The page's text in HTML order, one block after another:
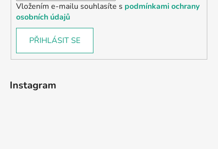
Vložením e-mailu souhlasíte s podmínkami ochrany
osobních údajů
PŘIHLÁSIT SE
Instagram